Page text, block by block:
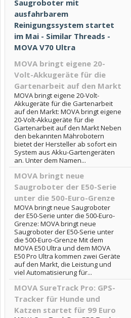
Saugroboter mit
ausfahrbarem
Reinigungssystem startet
im Mai - Similar Threads -
MOVA V70 Ultra
MOVA bringt eigene 20-
Volt-Akkugeräte für die
Gartenarbeit auf den Markt
MOVA bringt eigene 20-Volt-
Akkugeräte für die Gartenarbeit
auf den Markt: MOVA bringt eigene
20-Volt-Akkugeräte für die
Gartenarbeit auf den Markt Neben
den bekannten Mährobotern
bietet der Hersteller ab sofort ein
System aus Akku-Gartengeräten
an. Unter dem Namen...
MOVA bringt neue
Saugroboter der E50-Serie
unter die 500-Euro-Grenze
MOVA bringt neue Saugroboter
der E50-Serie unter die 500-Euro-
Grenze: MOVA bringt neue
Saugroboter der E50-Serie unter
die 500-Euro-Grenze Mit dem
MOVA E50 Ultra und dem MOVA
E50 Pro Ultra kommen zwei Geräte
auf den Markt, die Leistung und
viel Automatisierung für...
MOVA SureTrack Pro: GPS-
Tracker für Hunde und
Katzen startet für 99 Euro